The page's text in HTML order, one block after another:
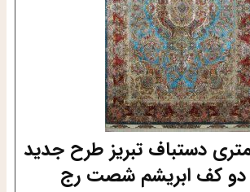
دستباف تبریز طرح جدید
کف ابریشم شصت رج